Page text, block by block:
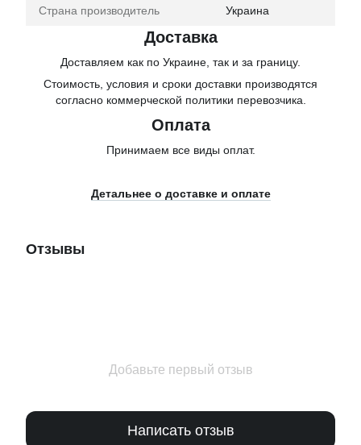
Страна производитель Украина
Доставка
Доставляем как по Украине, так и за границу.
Стоимость, условия и сроки доставки производятся
согласно коммерческой политики перевозчика.
Оплата
Принимаем все виды оплат.
Детальнее о доставке и оплате
Отзывы
Добавьте первый отзыв
Написать отзыв